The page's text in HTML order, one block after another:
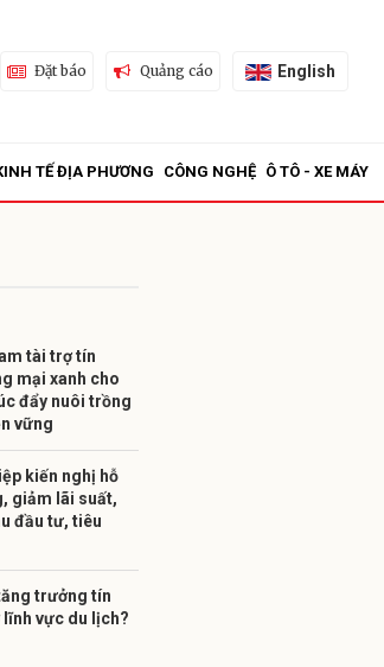
Đặt báo Quảng cáo English
TẾ ĐỊA PHƯƠNG CÔNG NGHỆ Ô TÔ - XE MÁY
tài trợ tín
mại xanh cho
đẩy nuôi trồng
vững
kiến nghị hỗ
giảm lãi suất,
đầu tư, tiêu
trưởng tín
lĩnh vực du lịch?